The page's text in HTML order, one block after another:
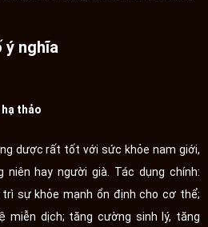
ý nghĩa
thảo
dược rất tốt với sức khỏe nam giới,
hay người già. Tác dụng chính:
sự khỏe mạnh ổn định cho cơ thể;
miễn dịch; tăng cường sinh lý, tăng